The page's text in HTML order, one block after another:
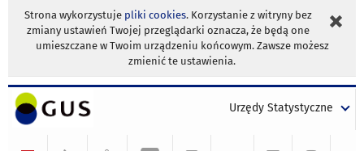
Strona wykorzystuje pliki cookies. Korzystanie z witryny bez
zmiany ustawień Twojej przeglądarki oznacza, że będą one
umieszczane w Twoim urządzeniu końcowym. Zawsze możesz
zmienić te ustawienia.
Urzędy Statystyczne